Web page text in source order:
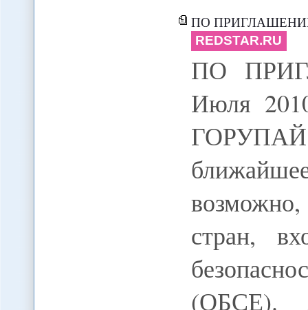
ПО
REDSTAR.RU
ПО
Июля
стран,
(ОБСЕ).